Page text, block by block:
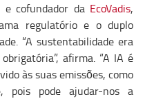
e cofundador da EcoVadis,
regulatório e o duplo
“A sustentabilidade era
afirma. “A IA é
às suas emissões, como
pois pode ajudar-nos a